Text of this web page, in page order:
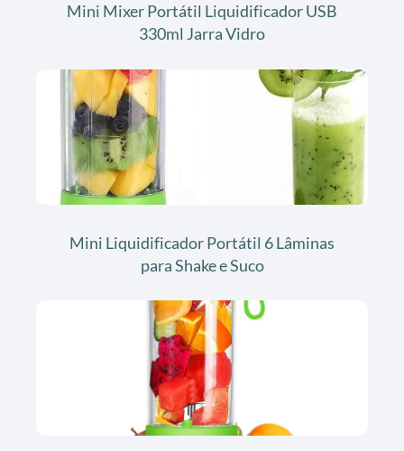
Mini Mixer Portátil Liquidificador USB
330ml Jarra Vidro
Mini Liquidificador Portátil 6 Lâminas
para Shake e Suco